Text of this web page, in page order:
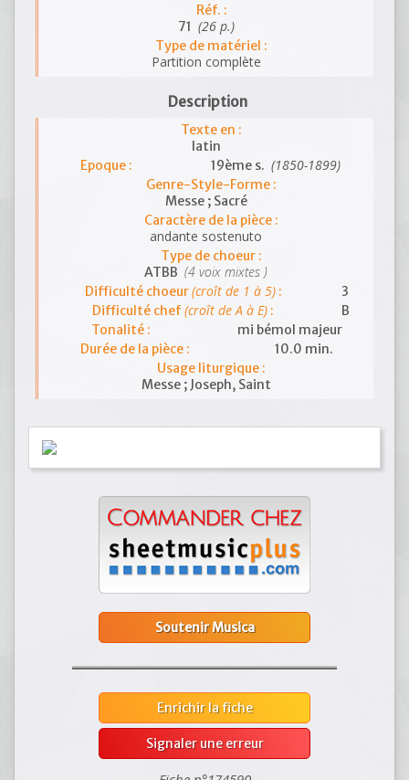
Réf. :
71 (26 p.)
Type de matériel :
Partition complète
Description
Texte en :
latin
Epoque :
19ème s. (1850-1899)
Genre-Style-Forme :
Messe ; Sacré
Caractère de la pièce :
andante sostenuto
Type de choeur :
ATBB (4 voix mixtes )
Difficulté choeur(croît de 1 à 5):
3
Difficulté chef(croît de A à E) :
B
Tonalité :
mi bémol majeur
Durée de la pièce :
10.0 min.
Usage liturgique :
Messe ; Joseph, Saint
Soutenir Musica
Enrichir la fiche
Signaler une erreur